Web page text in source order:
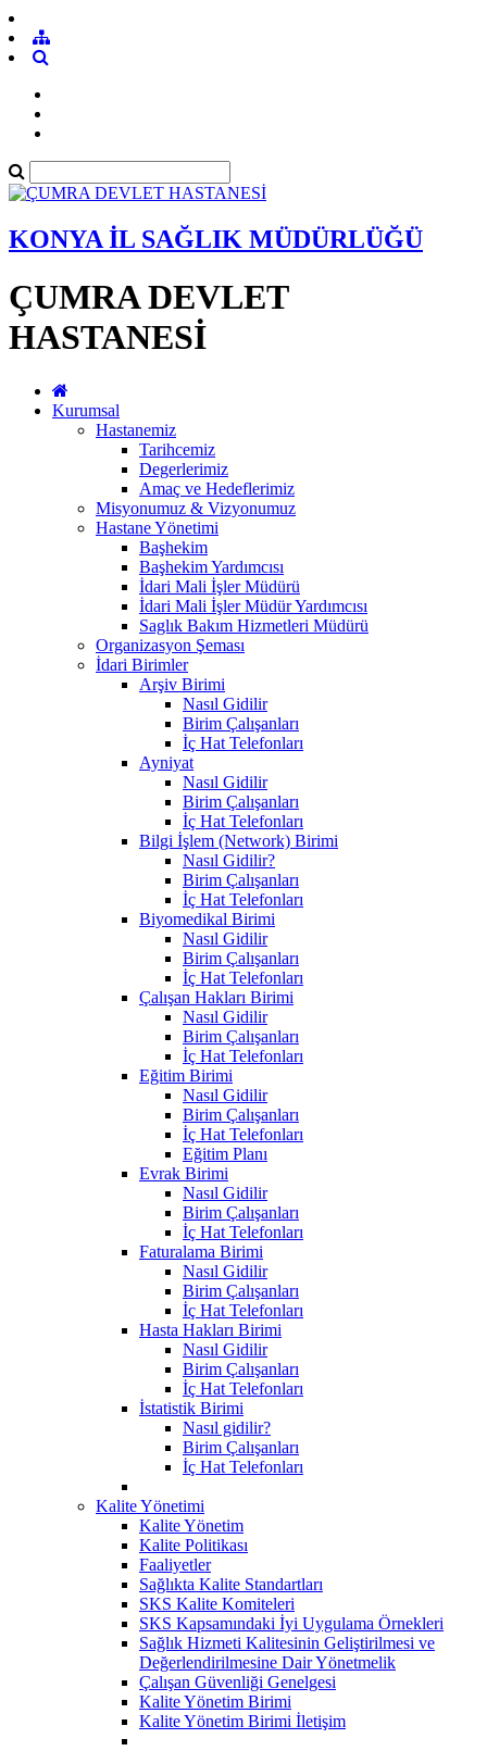
KONYA İL SAĞLIK MÜDÜRLÜĞÜ
ÇUMRA DEVLET
HASTANESİ
Kurumsal
Hastanemiz
Tarihcemiz
Degerlerimiz
Amaç ve Hedeflerimiz
Misyonumuz & Vizyonumuz
Hastane Yönetimi
Başhekim
Başhekim Yardımcısı
İdari Mali İşler Müdürü
İdari Mali İşler Müdür Yardımcısı
Saglık Bakım Hizmetleri Müdürü
Organizasyon Şeması
İdari Birimler
Arşiv Birimi
Nasıl Gidilir
Birim Çalışanları
İç Hat Telefonları
Ayniyat
Nasıl Gidilir
Birim Çalışanları
İç Hat Telefonları
Bilgi İşlem (Network) Birimi
Nasıl Gidilir?
Birim Çalışanları
İç Hat Telefonları
Biyomedikal Birimi
Nasıl Gidilir
Birim Çalışanları
İç Hat Telefonları
Çalışan Hakları Birimi
Nasıl Gidilir
Birim Çalışanları
İç Hat Telefonları
Eğitim Birimi
Nasıl Gidilir
Birim Çalışanları
İç Hat Telefonları
Eğitim Planı
Evrak Birimi
Nasıl Gidilir
Birim Çalışanları
İç Hat Telefonları
Faturalama Birimi
Nasıl Gidilir
Birim Çalışanları
İç Hat Telefonları
Hasta Hakları Birimi
Nasıl Gidilir
Birim Çalışanları
İç Hat Telefonları
İstatistik Birimi
Nasıl gidilir?
Birim Çalışanları
İç Hat Telefonları
Kalite Yönetimi
Kalite Yönetim
Kalite Politikası
Faaliyetler
Sağlıkta Kalite Standartları
SKS Kalite Komiteleri
SKS Kapsamındaki İyi Uygulama Örnekleri
Sağlık Hizmeti Kalitesinin Geliştirilmesi ve
Değerlendirilmesine Dair Yönetmelik
Çalışan Güvenliği Genelgesi
Kalite Yönetim Birimi
Kalite Yönetim Birimi İletişim